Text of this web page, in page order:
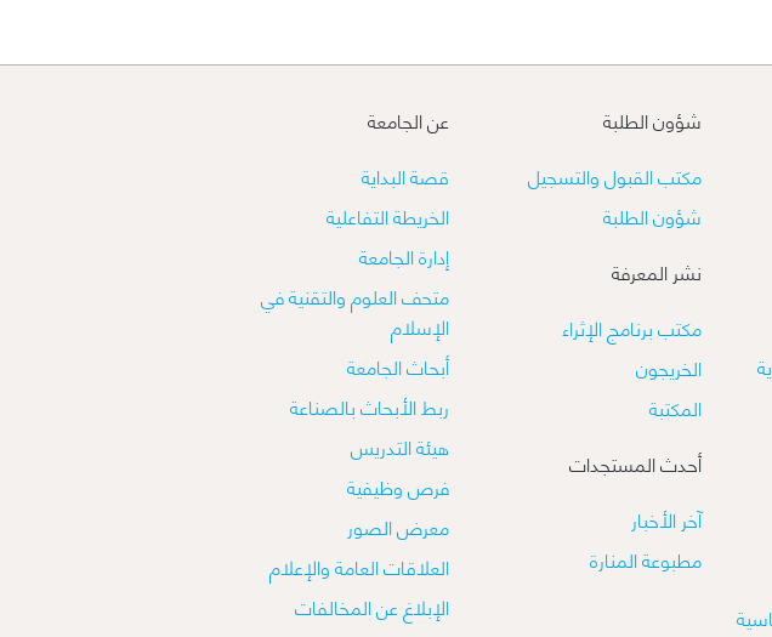
شؤون الطلبة
مكتب القبول والتسجيل
شؤون الطلبة
نشر المعرفة
مكتب برنامج الإثراء
الخريجون
المكتبة
أحدث المستجدات
آخر الأخبار
مطبوعة المنارة
عن الجامعة
قصة البداية
الخريطة التفاعلية
إدارة الجامعة
متحف العلوم والتقنية في
الإسلام
أبحاث الجامعة
ربط الأبحاث بالصناعة
هيئة التدريس
فرص وظيفية
معرض الصور
العلاقات العامة والإعلام
الإبلاغ عن المخالفات